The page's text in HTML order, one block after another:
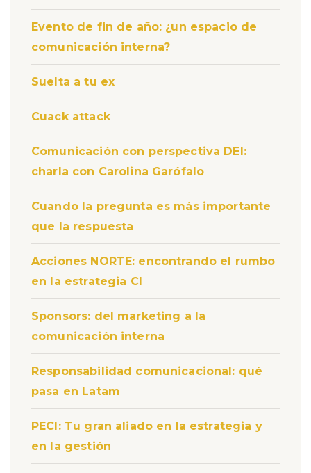
Evento de fin de año: ¿un espacio de
comunicación interna?
Suelta a tu ex
Cuack attack
Comunicación con perspectiva DEI:
charla con Carolina Garófalo
Cuando la pregunta es más importante
que la respuesta
Acciones NORTE: encontrando el rumbo
en la estrategia CI
Sponsors: del marketing a la
comunicación interna
Responsabilidad comunicacional: qué
pasa en Latam
PECI: Tu gran aliado en la estrategia y
en la gestión